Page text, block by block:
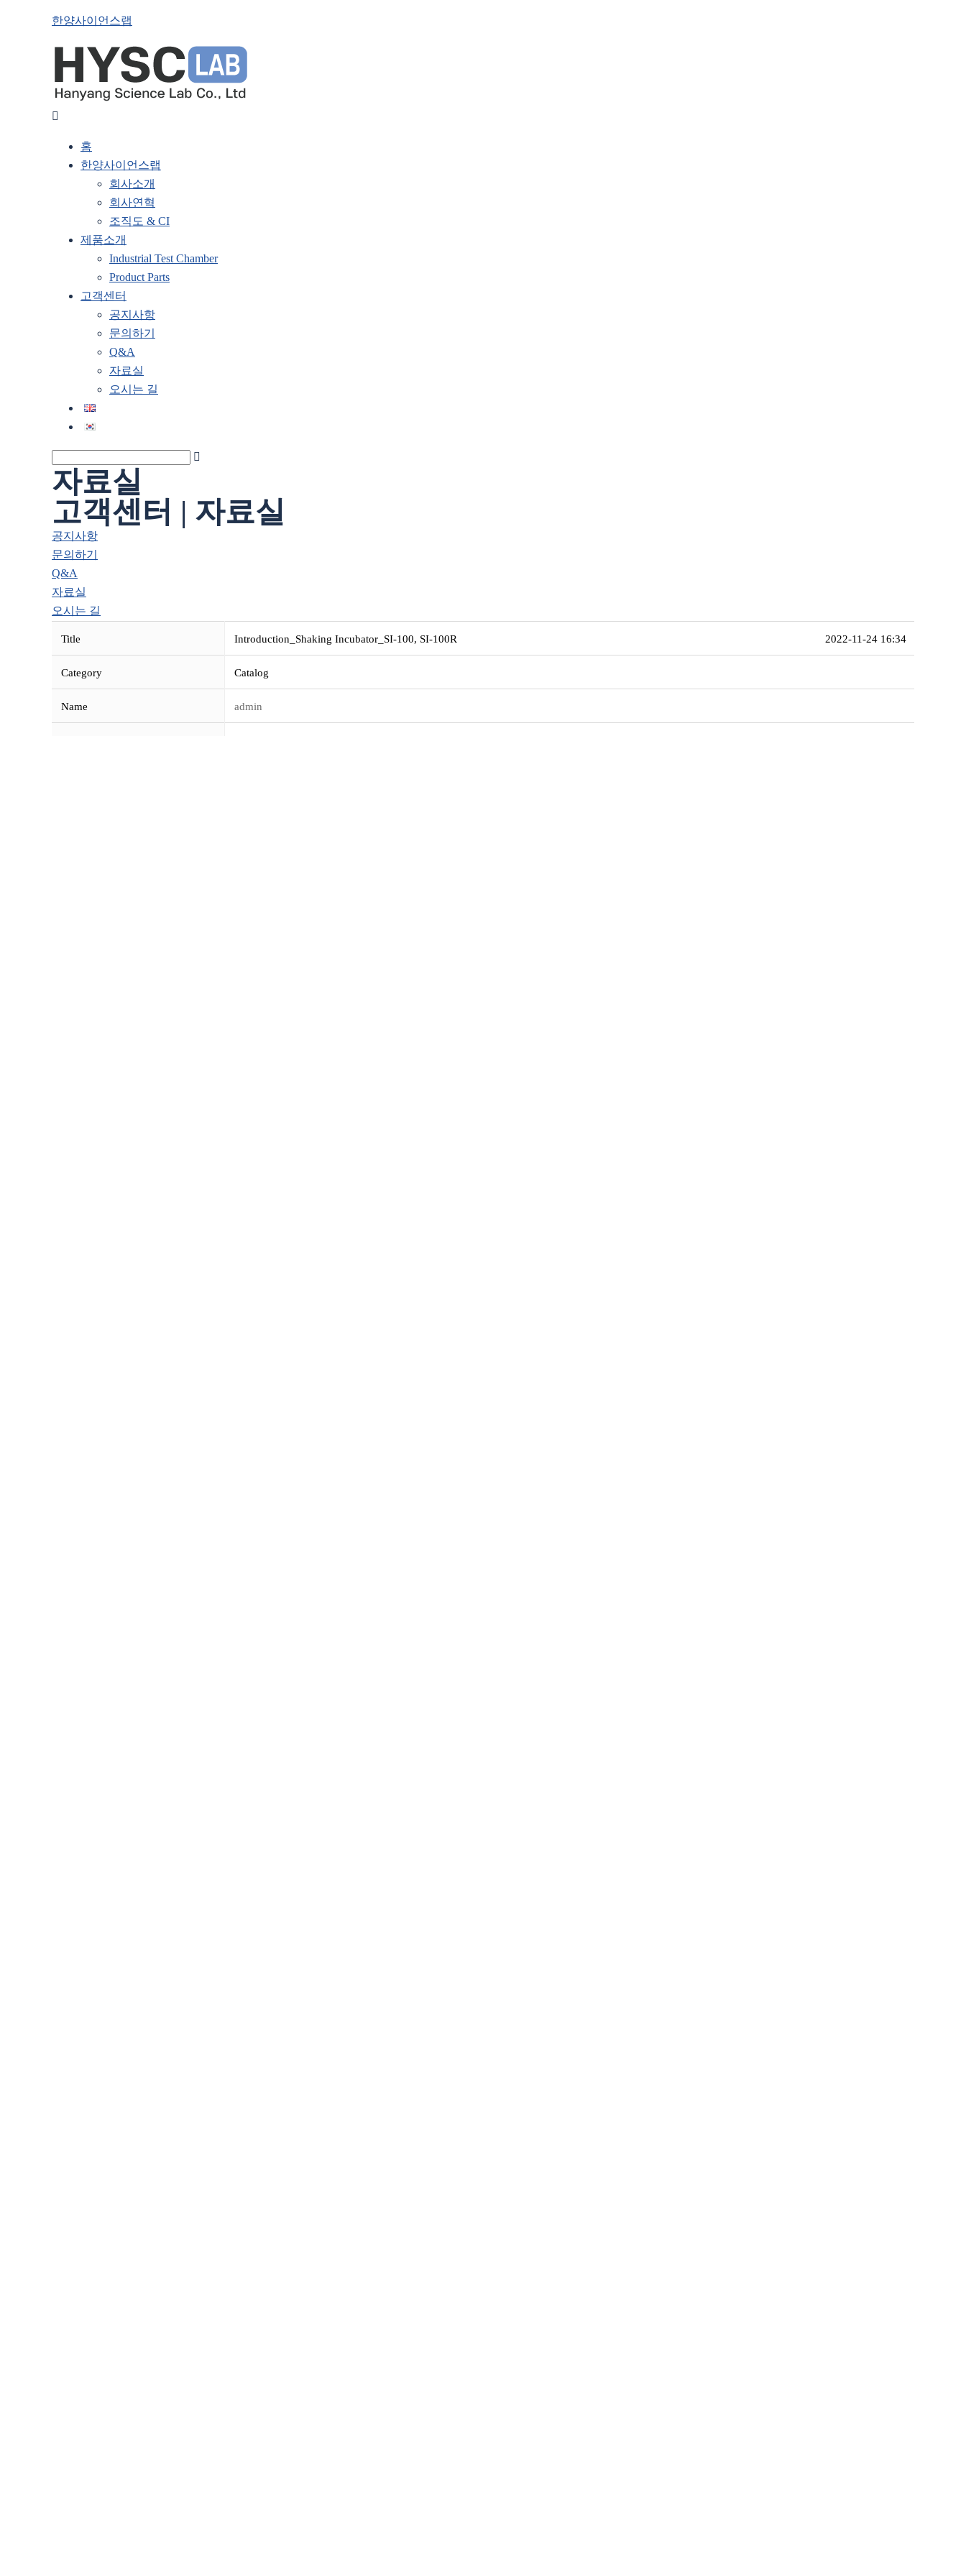
한양사이언스랩
홈
한양사이언스랩
회사소개
회사연혁
조직도 & CI
제품소개
Industrial Test Chamber
Product Parts
고객센터
공지사항
문의하기
Q&A
자료실
오시는 길
자료실
고객센터 | 자료실
공지사항
문의하기
Q&A
자료실
오시는 길
Title Introduction_Shaking Incubator_SI-100, SI-100R 2022-11-24 16:34
Category Catalog
Name admin